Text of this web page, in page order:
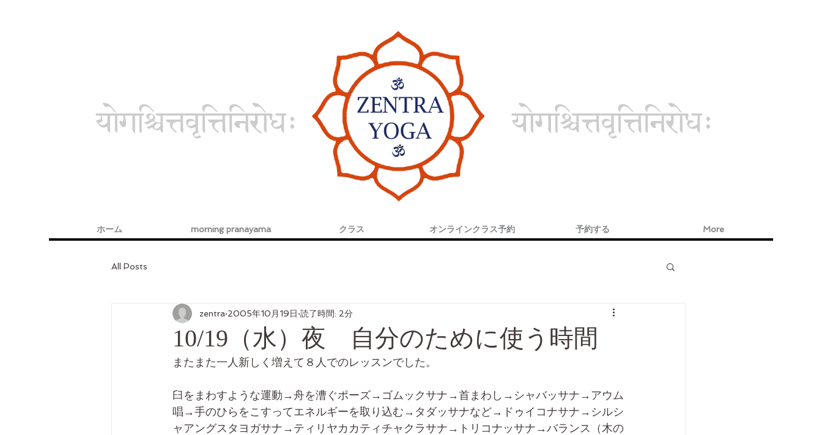
ホーム morning pranayama クラス オンラインクラス予約 予約する More
All Posts
10/19（水）夜 自分のために使う時間
zentra 2005年10月19日 読了時間: 2分
またまた一人新しく増えて８人でのレッスンでした。
臼をまわすような運動→舟を漕ぐポーズ→ゴムックサナ→首まわし→シャバッサナ→アウム
唱→手のひらをこすってエネルギーを取り込む→タダッサナなど→ドゥイコナサナ→シルシ
ャアングスタヨガサナ→ティリヤカカティチャクラサナ→トリコナッサナ→バランス（木の